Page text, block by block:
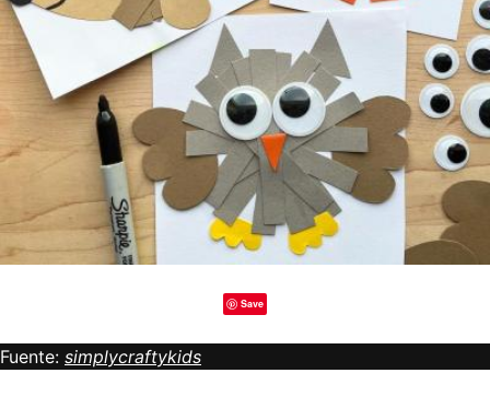
Save
Fuente: simplycraftykids